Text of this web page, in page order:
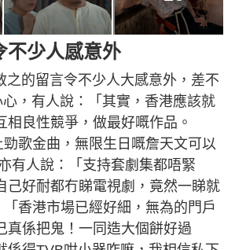
不少人感意外
之的留言令不少人大感意外，差不
，有人說：「其實，香港應該就
相良性競爭，做最好嘅作品。
歌金曲，無限生日嘅詹天文可以
有人說：「支持套劇集都唔緊
己好耐都冇睇電視劇，竟然一睇就
香港市場已經好細，無為的門戶
真係把鬼！一同造大個餅好過